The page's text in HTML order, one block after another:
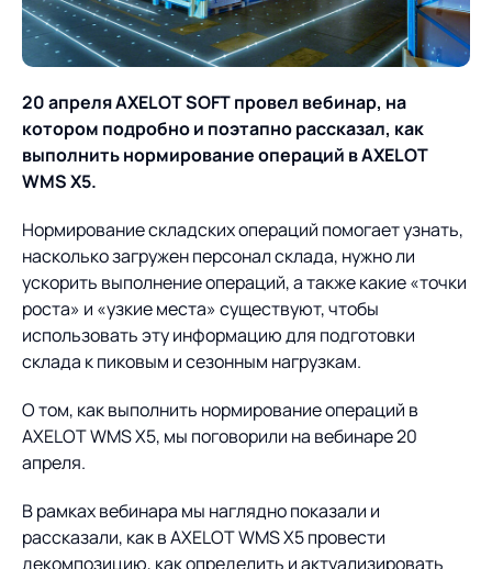
О компании
ИТ-аккредитация
Карьера
Партнеры
Импортозамещение
Продукты
Управление цепями
поставок
Управление складами
Управление перевозками
и транспортным парком
Интегрированное
планирование
контейнерным
терминалом
Оптимизация в цепях
поставок
Логистический
консалтинг
Роботизация
Оборудование для склада
AXELOT AI
Услуги
Логистический
Автоматизация
процессов
Техническое оснащение
Постпроектное
сопровождение
Облачные сервисы
Формирование центров
компетенций
Пресс-центр
Новости
Мероприятия
СМИ о нас
Архив мероприятий
Проекты
Проекты
Контакты
Контакты
Академия
учебных заведений
База знаний
База знаний
20 апреля AXELOT SOFT провел вебинар, на
котором подробно и поэтапно рассказал, как
выполнить нормирование операций в AXELOT
WMS X5.
Нормирование складских операций помогает узнать,
насколько загружен персонал склада, нужно ли
ускорить выполнение операций, а также какие «точки
роста» и «узкие места» существуют, чтобы
использовать эту информацию для подготовки
склада к пиковым и сезонным нагрузкам.
О том, как выполнить нормирование операций в
AXELOT WMS X5, мы поговорили на вебинаре 20
апреля.
В рамках вебинара мы наглядно показали и
рассказали, как в AXELOT WMS X5 провести
декомпозицию, как определить и актуализировать